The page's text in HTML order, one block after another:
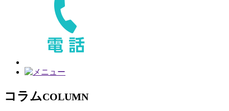
コラムCOLUMN